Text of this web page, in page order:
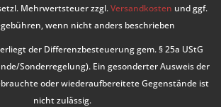
Mehrwertsteuer zzgl.Versandkosten und ggf.
wenn nicht anders beschrieben
der Differenzbesteuerung gem. § 25a UStG
Sonderregelung). Ein gesonderter Ausweis der
oder wiederaufbereitete Gegenstände ist
nicht zulässig.